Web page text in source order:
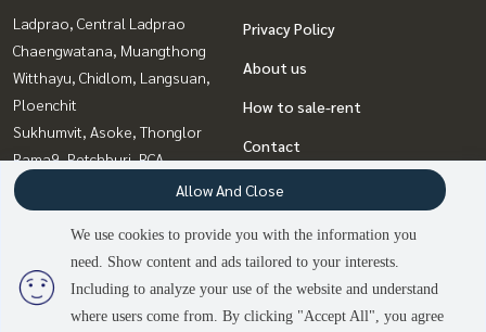
2 people are viewing
Ladprao, Central Ladprao
Chaengwatana, Muangthong
Witthayu, Chidlom, Langsuan,
Ploenchit
Sukhumvit, Asoke, Thonglor
Rama9, Petchburi, RCA
Rattanathibet, Sanambinna
Bang Sue, Wong Sawang, Tao
Bangna, Bearing, Lasalle
Privacy Policy
About us
How to sale-rent
Contact
We use cookies to provide you with the information you
need. Show content and ads tailored to your interests.
Including to analyze your use of the website and understand
where users come from. By clicking "Accept All", you agree
Allow And Close